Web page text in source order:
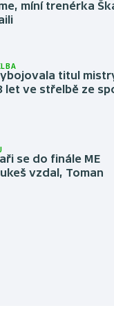
míní trenérka
titul
let ve střelbě ze
se do finále ME
vzdal, Toman